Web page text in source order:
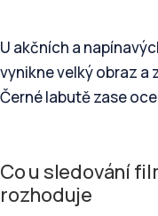
U akčních a
vynikne velký obraz a
Černé labutě zase
Co u sledování
rozhoduje